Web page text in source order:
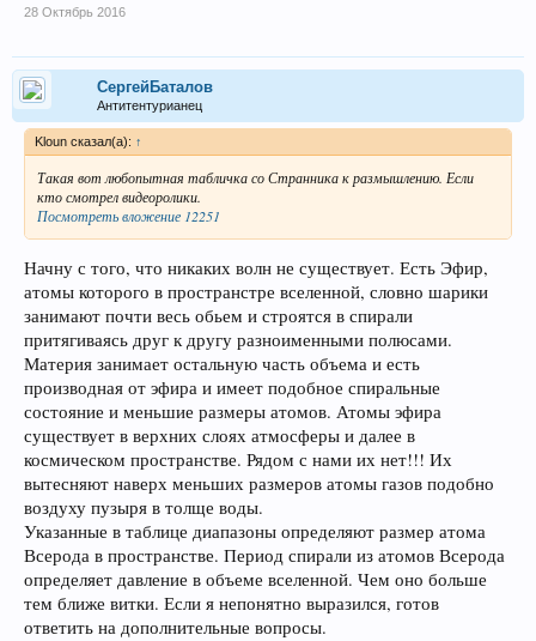
28 Октябрь 2016
СергейБаталов
Антитентурианец
Kloun сказал(а): ↑
Такая вот любопытная табличка со Странника к размышлению. Если
кто смотрел видеоролики.
Посмотреть вложение 12251
Начну с того, что никаких волн не существует. Есть Эфир,
атомы которого в пространстре вселенной, словно шарики
занимают почти весь обьем и строятся в спирали
притягиваясь друг к другу разноименными полюсами.
Материя занимает остальную часть объема и есть
производная от эфира и имеет подобное спиральные
состояние и меньшие размеры атомов. Атомы эфира
существует в верхних слоях атмосферы и далее в
космическом пространстве. Рядом с нами их нет!!! Их
вытесняют наверх меньших размеров атомы газов подобно
воздуху пузыря в толще воды.
Указанные в таблице диапазоны определяют размер атома
Всерода в пространстве. Период спирали из атомов Всерода
определяет давление в объеме вселенной. Чем оно больше
тем ближе витки. Если я непонятно выразился, готов
ответить на дополнительные вопросы.